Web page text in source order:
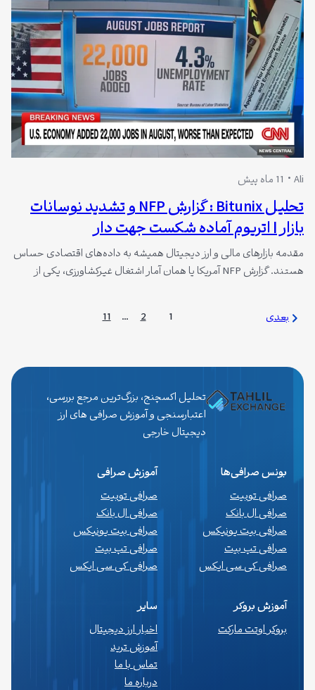
بالاترین سطح از سال 2021 است. این وضعیت…
Ali 11 ماه پیش
تحلیل Bitunix : گزارش NFP و تشدید نوسانات
بازار | اتریوم آماده شکست جهت دار
مقدمه بازارهای مالی و ارز دیجیتال همیشه به داده‌های اقتصادی حساس
هستند. گزارش NFP آمریکا یا همان آمار اشتغال غیرکشاورزی، یکی از
درباره تأثیر این گزارش بر بازارهای سنتی و رمزارزها منتشر کرده…
بعدی 1
2
…
11
تحلیل اکسچنج، بزرگ‌ترین مرجع بررسی،
اعتبارسنجی و آموزش صرافی های ارز
دیجیتال خارجی
بونس صرافی‌ها
صرافی توبیت
صرافی ال بانک
صرافی بیت یونیکس
صرافی تپ بیت
صرافی کی سی ایکس
آموزش صرافی
صرافی توبیت
صرافی ال بانک
صرافی بیت یونیکس
صرافی تپ بیت
صرافی کی سی ایکس
آموزش بروکر
بروکر اوتت مارکت
سایر
اخبار ارز دیجیتال
آموزش ترید
تماس با ما
درباره ما